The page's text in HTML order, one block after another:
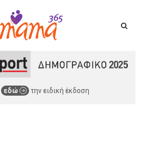
εδώ την ειδική έκδοση